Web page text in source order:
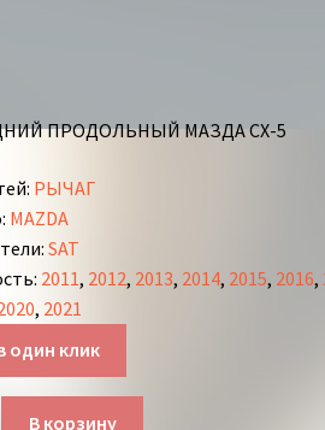
ПРОДОЛЬНЫЙ МАЗДА СХ-5
: РЫЧАГ
: MAZDA
:SAT
: 2011, 2012, 2013, 2014, 2015, 2016,
, 2021
один клик
В корзину